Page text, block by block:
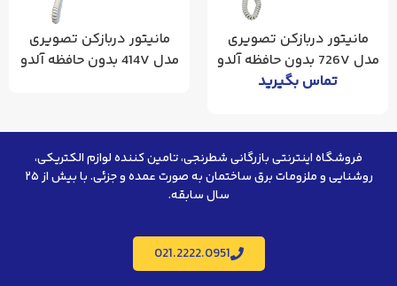
مانیتور دربازکن تصویری
مدل 726V بدون حافظه آلدو
تماس بگیرید
مانیتور دربازکن تصویری
مدل 414V بدون حافظه آلدو
فروشگاه اینترنتی بازرگانی شطرنجی، تامین کننده لوازم الکتریکی،
روشنایی و ملزومات برق ساختمان به صورت عمده و جزئی. با بیش از ۲۵
سال سابقه.
021.2222.0951